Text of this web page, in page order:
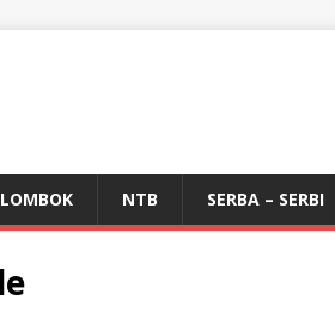
LOMBOK NTB SERBA – SERBI